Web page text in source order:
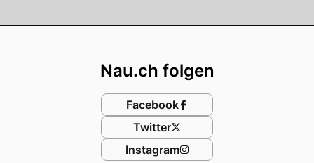
Nau.ch folgen
Facebook
Twitter
Instagram